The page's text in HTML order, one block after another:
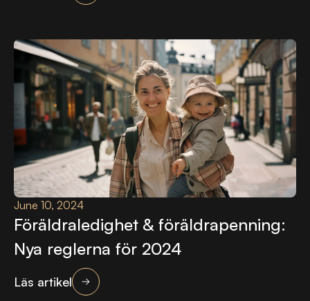
June 10, 2024
Föräldraledighet & föräldrapenning:
Nya reglerna för 2024
Läs artikel